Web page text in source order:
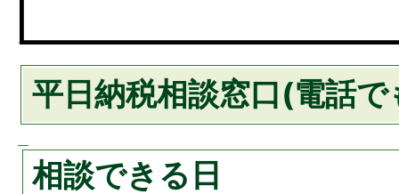
平日納税相談窓口(電話
相談できる日